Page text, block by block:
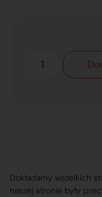
Dokładamy wszelkich
naszej stronie były